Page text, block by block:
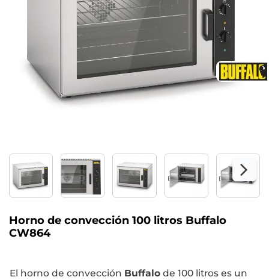
Horno de convección 100 litros Buffalo
CW864
El horno de convección Buffalo de 100 litros es un